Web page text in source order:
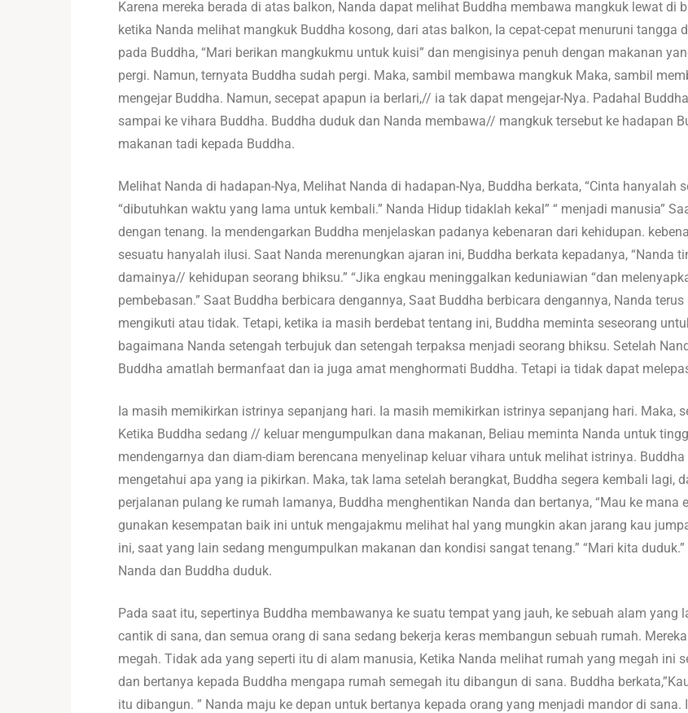
Karena mereka berada di atas balkon, Nanda dapat melihat Buddha membawa mangkuk lewat di
ketika Nanda melihat mangkuk Buddha kosong, dari atas balkon, Ia cepat-cepat menuruni tangga
pada Buddha, “Mari berikan mangkukmu untuk kuisi” dan mengisinya penuh dengan makanan
pergi. Namun, ternyata Buddha sudah pergi. Maka, sambil membawa mangkuk Maka, sambil
mengejar Buddha. Namun, secepat apapun ia berlari,// ia tak dapat mengejar-Nya. Padahal
sampai ke vihara Buddha. Buddha duduk dan Nanda membawa// mangkuk tersebut ke hadapan
makanan tadi kepada Buddha.
Melihat Nanda di hadapan-Nya, Melihat Nanda di hadapan-Nya, Buddha berkata, “Cinta hanyalah
“dibutuhkan waktu yang lama untuk kembali.” Nanda Hidup tidaklah kekal” “ menjadi manusia”
dengan tenang. Ia mendengarkan Buddha menjelaskan padanya kebenaran dari kehidupan.
sesuatu hanyalah ilusi. Saat Nanda merenungkan ajaran ini, Buddha berkata kepadanya, “Nanda
damainya// kehidupan seorang bhiksu.” “Jika engkau meninggalkan keduniawian “dan
pembebasan.” Saat Buddha berbicara dengannya, Saat Buddha berbicara dengannya, Nanda
mengikuti atau tidak. Tetapi, ketika ia masih berdebat tentang ini, Buddha meminta seseorang
bagaimana Nanda setengah terbujuk dan setengah terpaksa menjadi seorang bhiksu. Setelah
Buddha amatlah bermanfaat dan ia juga amat menghormati Buddha. Tetapi ia tidak dapat
Ia masih memikirkan istrinya sepanjang hari. Ia masih memikirkan istrinya sepanjang hari. Maka,
Ketika Buddha sedang // keluar mengumpulkan dana makanan, Beliau meminta Nanda untuk
mendengarnya dan diam-diam berencana menyelinap keluar vihara untuk melihat istrinya.
mengetahui apa yang ia pikirkan. Maka, tak lama setelah berangkat, Buddha segera kembali lagi,
perjalanan pulang ke rumah lamanya, Buddha menghentikan Nanda dan bertanya, “Mau ke mana
gunakan kesempatan baik ini untuk mengajakmu melihat hal yang mungkin akan jarang kau
ini, saat yang lain sedang mengumpulkan makanan dan kondisi sangat tenang.” “Mari kita
Nanda dan Buddha duduk.
Pada saat itu, sepertinya Buddha membawanya ke suatu tempat yang jauh, ke sebuah alam
cantik di sana, dan semua orang di sana sedang bekerja keras membangun sebuah rumah.
megah. Tidak ada yang seperti itu di alam manusia, Ketika Nanda melihat rumah yang megah ini
dan bertanya kepada Buddha mengapa rumah semegah itu dibangun di sana. Buddha
itu dibangun. ” Nanda maju ke depan untuk bertanya kepada orang yang menjadi mandor di sana.